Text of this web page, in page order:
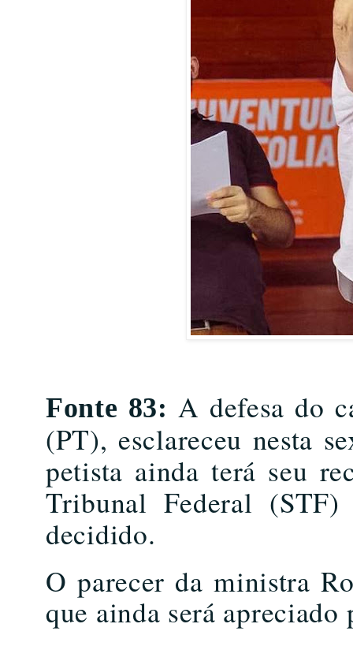
Fonte 83: A defesa do
(PT), esclareceu nesta
petista ainda terá seu
Tribunal Federal
decidido.
O parecer da ministra
que ainda será